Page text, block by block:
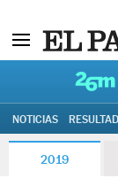
NOTICIAS
2019